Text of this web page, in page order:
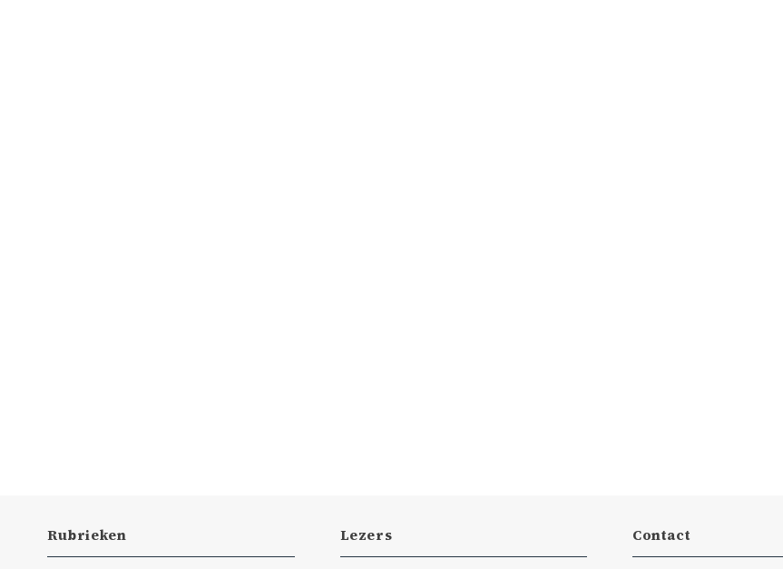
Rubrieken Lezers Contact